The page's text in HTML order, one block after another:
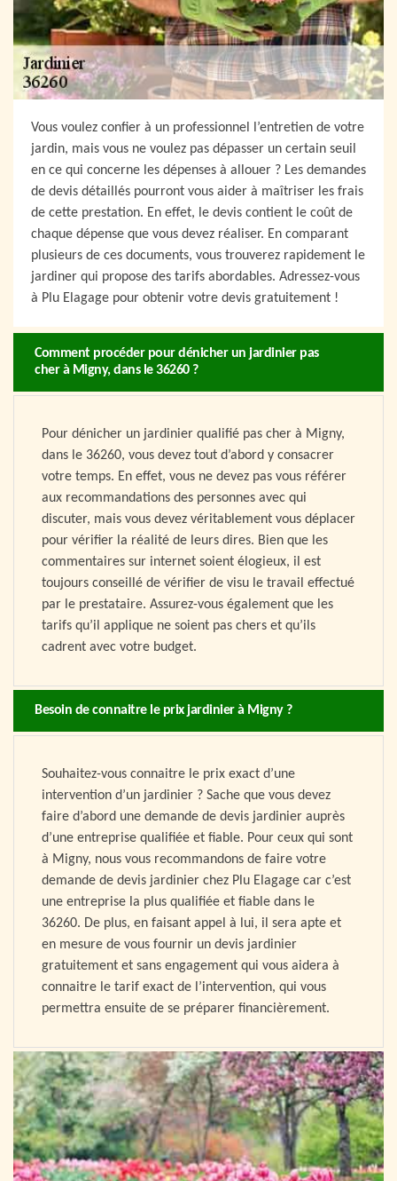
Vous voulez confier à un professionnel l’entretien de votre
jardin, mais vous ne voulez pas dépasser un certain seuil
en ce qui concerne les dépenses à allouer ? Les demandes
de devis détaillés pourront vous aider à maîtriser les frais
de cette prestation. En effet, le devis contient le coût de
chaque dépense que vous devez réaliser. En comparant
plusieurs de ces documents, vous trouverez rapidement le
jardiner qui propose des tarifs abordables. Adressez-vous
à Plu Elagage pour obtenir votre devis gratuitement !
Comment procéder pour dénicher un jardinier pas
cher à Migny, dans le 36260 ?
Pour dénicher un jardinier qualifié pas cher à Migny,
dans le 36260, vous devez tout d’abord y consacrer
votre temps. En effet, vous ne devez pas vous référer
aux recommandations des personnes avec qui
discuter, mais vous devez véritablement vous déplacer
pour vérifier la réalité de leurs dires. Bien que les
commentaires sur internet soient élogieux, il est
toujours conseillé de vérifier de visu le travail effectué
par le prestataire. Assurez-vous également que les
tarifs qu’il applique ne soient pas chers et qu’ils
cadrent avec votre budget.
Besoin de connaitre le prix jardinier à Migny ?
Souhaitez-vous connaitre le prix exact d’une
intervention d’un jardinier ? Sache que vous devez
faire d’abord une demande de devis jardinier auprès
d’une entreprise qualifiée et fiable. Pour ceux qui sont
à Migny, nous vous recommandons de faire votre
demande de devis jardinier chez Plu Elagage car c’est
une entreprise la plus qualifiée et fiable dans le
36260. De plus, en faisant appel à lui, il sera apte et
en mesure de vous fournir un devis jardinier
gratuitement et sans engagement qui vous aidera à
connaitre le tarif exact de l’intervention, qui vous
permettra ensuite de se préparer financièrement.